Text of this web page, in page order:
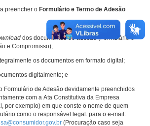
preencher o Formulário e Termo de Adesão
dos documentos de adesão (Formulário e
e Compromisso);
os documentos em formato digital;
digitalmente; e
Formulário de Adesão devidamente preenchidos
com a Ata Constitutiva da Empresa
por exemplo) em que conste o nome de quem
como o responsável legal. para o e-mail:
(Procuração caso seja